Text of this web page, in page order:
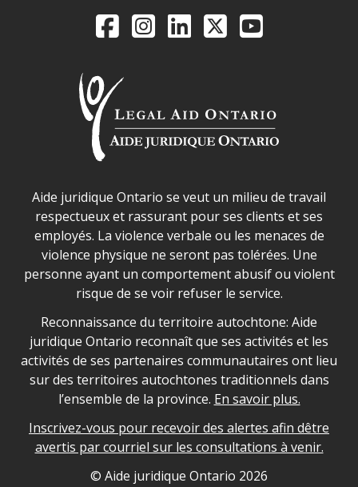
Legal Aid Ontario
FacebookInstagram
LinkedIn
X YouTube
Déclaration sur la sécurité dans les locaux d'AJO.
Aide juridique Ontario se veut un milieu de travail
respectueux et rassurant pour ses clients et ses
employés. La violence verbale ou les menaces de
violence physique ne seront pas tolérées. Une
personne ayant un comportement abusif ou violent
risque de se voir refuser le service.
Legal Aid Ontario land acknowledgement
Reconnaissance du territoire autochtone: Aide
juridique Ontario reconnaît que ses activités et les
activités de ses partenaires communautaires ont lieu
sur des territoires autochtones traditionnels dans
l’ensemble de la province. En savoir plus.
Inscrivez-vous pour recevoir des alertes afin dêtre
avertis par courriel sur les consultations à venir.
Legal Aid Ontario copyright information
© Aide juridique Ontario 2026